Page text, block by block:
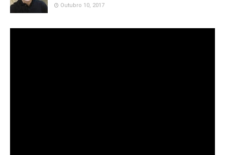
Outubro 10, 2017